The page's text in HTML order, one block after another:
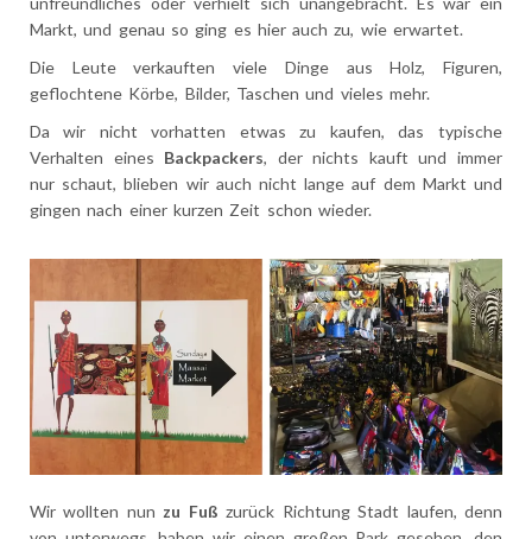
Markt, und genau so ging es hier auch zu, wie erwartet.
Die Leute verkauften viele Dinge aus Holz, Figuren,
geflochtene Körbe, Bilder, Taschen und vieles mehr.
Da wir nicht vorhatten etwas zu kaufen, das typische
Verhalten eines Backpackers, der nichts kauft und immer
nur schaut, blieben wir auch nicht lange auf dem Markt und
gingen nach einer kurzen Zeit schon wieder.
Wir wollten nun zu Fuß zurück Richtung Stadt laufen, denn